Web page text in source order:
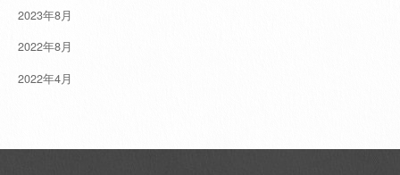
2023年8月
2022年8月
2022年4月